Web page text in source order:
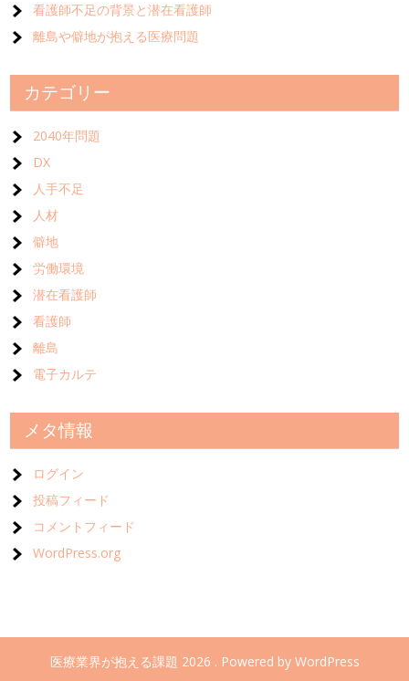
看護師不足の背景と潜在看護師
離島や僻地が抱える医療問題
カテゴリー
2040年問題
DX
人手不足
人材
僻地
労働環境
潜在看護師
看護師
離島
電子カルテ
メタ情報
ログイン
投稿フィード
コメントフィード
WordPress.org
医療業界が抱える課題 2026 . Powered by WordPress